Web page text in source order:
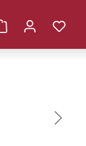
Warenkorb enthält